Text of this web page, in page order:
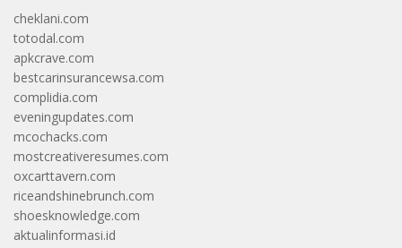
cheklani.com
totodal.com
apkcrave.com
bestcarinsurancewsa.com
complidia.com
eveningupdates.com
mcochacks.com
mostcreativeresumes.com
oxcarttavern.com
riceandshinebrunch.com
shoesknowledge.com
aktualinformasi.id